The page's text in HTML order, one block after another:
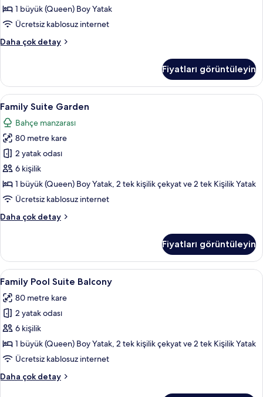
1 büyük (Queen) Boy Yatak
Ücretsiz kablosuz internet
Daha çok detay
Major
fazla
detay
Fiyatları görüntüleyin
Family
Suite
Garden
için
tüm
fotoğrafları
görün
Family Suite Garden | Odadan
5
Family Suite Garden
Bahçe manzarası
80 metre kare
2 yatak odası
6 kişilik
1 büyük (Queen) Boy Yatak, 2 tek kişilik çekyat ve 2 tek Kişilik Yatak
Ücretsiz kablosuz internet
Daha çok detay
Family
daha
fazla
detay
Fiyatları görüntüleyin
Family
Pool
Suite
Balcony
için
tüm
fotoğrafları
Family Pool Suite Balcony | Odadan
5
Family Pool Suite Balcony
80 metre kare
2 yatak odası
6 kişilik
1 büyük (Queen) Boy Yatak, 2 tek kişilik çekyat ve 2 tek Kişilik Yatak
Ücretsiz kablosuz internet
Daha çok detay
Family